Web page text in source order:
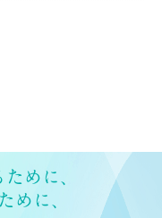
めに、
めに、